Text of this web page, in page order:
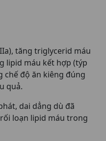
tăng triglycerid máu
lipid máu kết hợp (týp
chế độ ăn kiêng đúng
quả.
dai dẳng dù đã
loạn lipid máu trong